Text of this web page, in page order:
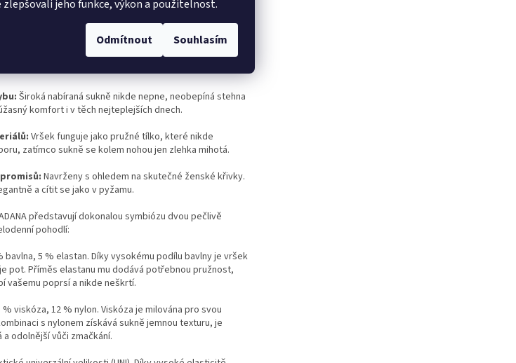
jeho funkce, výkon a použitelnost.
Odmítnout Souhlasím
Jemně asymetrické napojení sukně opticky
odvádí pozornost od partií, které nechcete
Široká nabíraná sukně nikde nepne, neobepíná stehna
komfort i v těch nejteplejších dnech.
Vršek funguje jako pružné tílko, které nikde
zatímco sukně se kolem nohou jen zlehka mihotá.
Navrženy s ohledem na skutečné ženské křivky.
a cítit se jako v pyžamu.
představují dokonalou symbiózu dvou pečlivě
pohodlí:
bavlna, 5 % elastan. Díky vysokému podílu bavlny je vršek
pot. Příměs elastanu mu dodává potřebnou pružnost,
vašemu poprsí a nikde neškrtí.
% viskóza, 12 % nylon. Viskóza je milována pro svou
s nylonem získává sukně jemnou texturu, je
odolnější vůči zmačkání.